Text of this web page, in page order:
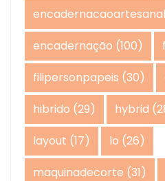
encadernacaoartesanal
encadernação (100)
filipersonpapeis (30)
hibrido (29) hybrid
layout (17) lo (26)
maquinadecorte (31)